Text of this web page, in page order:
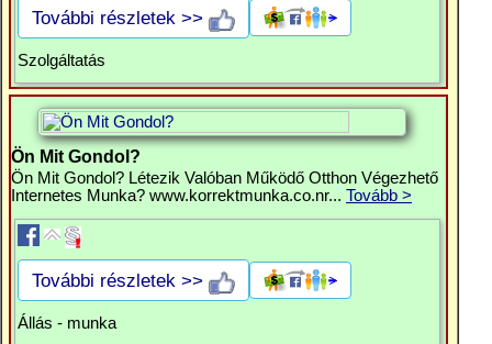
További részletek >>
Szolgáltatás
Ön Mit Gondol?
Ön Mit Gondol? Létezik Valóban Működő Otthon Végezhető
Internetes Munka? www.korrektmunka.co.nr... Tovább >
További részletek >>
Állás - munka